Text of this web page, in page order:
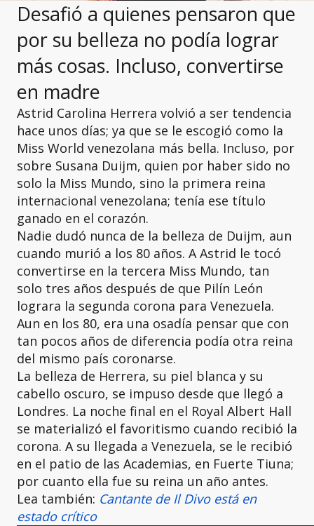
Desafió a quienes pensaron que
por su belleza no podía lograr
más cosas. Incluso, convertirse
en madre
Astrid Carolina Herrera volvió a ser tendencia
hace unos días; ya que se le escogió como la
Miss World venezolana más bella. Incluso, por
sobre Susana Duijm, quien por haber sido no
solo la Miss Mundo, sino la primera reina
internacional venezolana; tenía ese título
ganado en el corazón.
Nadie dudó nunca de la belleza de Duijm, aun
cuando murió a los 80 años. A Astrid le tocó
convertirse en la tercera Miss Mundo, tan
solo tres años después de que Pilín León
lograra la segunda corona para Venezuela.
Aun en los 80, era una osadía pensar que con
tan pocos años de diferencia podía otra reina
del mismo país coronarse.
La belleza de Herrera, su piel blanca y su
cabello oscuro, se impuso desde que llegó a
Londres. La noche final en el Royal Albert Hall
se materializó el favoritismo cuando recibió la
corona. A su llegada a Venezuela, se le recibió
en el patio de las Academias, en Fuerte Tiuna;
por cuanto ella fue su reina un año antes.
Lea también: Cantante de Il Divo está en
estado crítico